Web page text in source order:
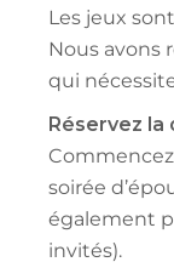
Les jeux
Nous avons
qui
Réservez la
soirée
également
invités).